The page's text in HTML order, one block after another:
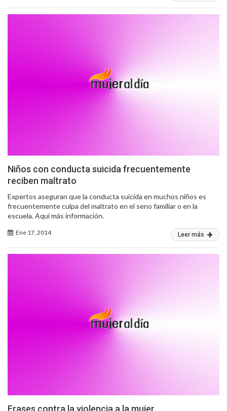
Niños con conducta suicida frecuentemente
reciben maltrato
Expertos aseguran que la conducta suicida en muchos niños es
frecuentemente culpa del maltrato en el seno familiar o en la
escuela. Aquí más información.
Ene 17, 2014 Leer más
Frases contra la violencia a la mujer